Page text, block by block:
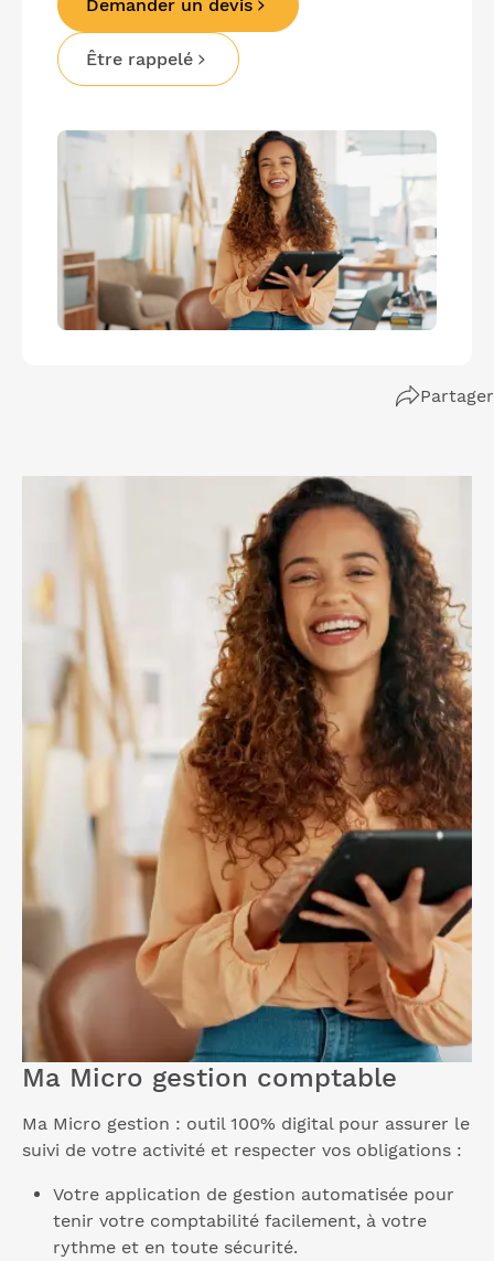
Demander un devis
Être rappelé
Partager
Ma Micro gestion comptable
Ma Micro gestion : outil 100% digital pour assurer le
suivi de votre activité et respecter vos obligations :
Votre application de gestion automatisée pour
tenir votre comptabilité facilement, à votre
rythme et en toute sécurité.